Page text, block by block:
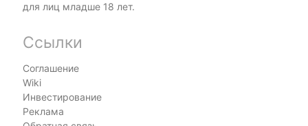
для лиц младше 18 лет.
Ссылки
Соглашение
Wiki
Инвестирование
Реклама